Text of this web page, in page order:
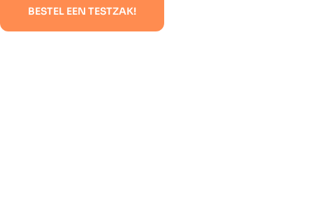
BESTEL EEN TESTZAK!